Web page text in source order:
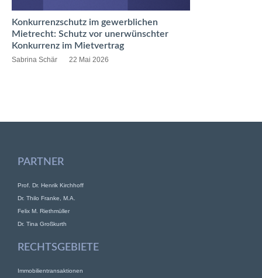
Konkurrenzschutz im gewerblichen
Mietrecht: Schutz vor unerwünschter
Konkurrenz im Mietvertrag
Sabrina Schär 22 Mai 2026
PARTNER
Prof. Dr. Henrik Kirchhoff
Dr. Thilo Franke, M.A.
Felix M. Riethmüller
Dr. Tina Großkurth
RECHTSGEBIETE
Immobilientransaktionen